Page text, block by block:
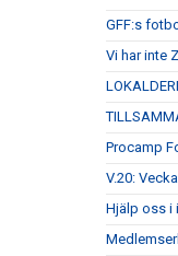
GFF:s
Vi har inte
Procamp
V.20:
Hjälp oss i